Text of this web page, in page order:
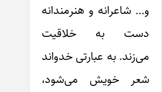
شاعرانه و هنرمندانه
به خلاقیت
به عبارتی خدواند
خویش می‌شود،